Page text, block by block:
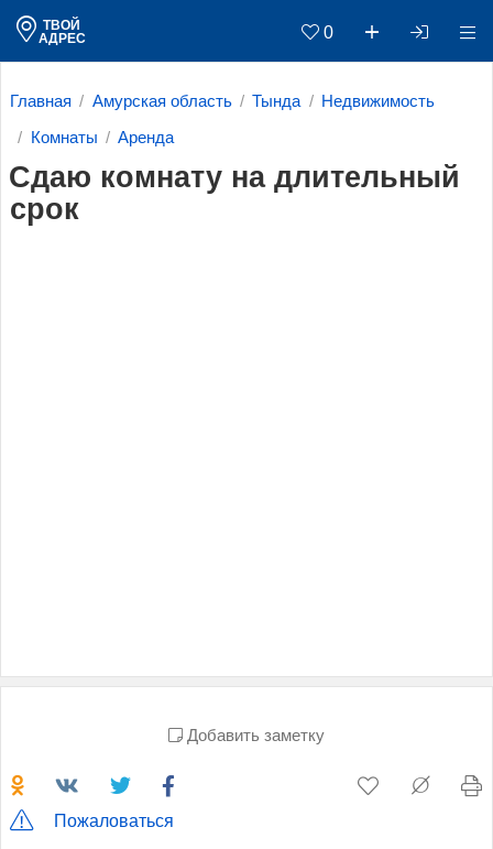
ТВОЙ
АДРЕС
0
Главная Амурская область Тында Недвижимость
Комнаты Аренда
Сдаю комнату на длительный
срок
Добавить заметку
Пожаловаться